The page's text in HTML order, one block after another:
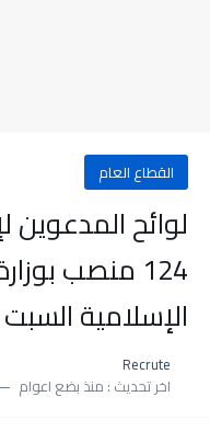
القطاع العام
لوائح المدعوين
124 منصب
الإسلامية السبت 18 مارس 2023
Recrute
اخر تحديث : منذ بضع اعوام